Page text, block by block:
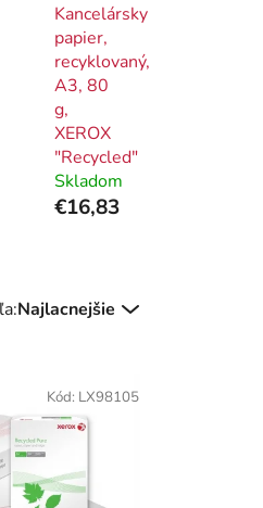
Kancelársky
papier,
recyklovaný,
A3, 80
g,
XEROX
"Recycled"
Skladom
€16,83
Najlacnejšie
Kód: LX98105